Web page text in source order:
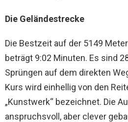
Die Geländestrecke
Die Bestzeit auf der 5149
beträgt 9:02 Minuten. Es sind
Sprüngen auf dem direkten
Kurs wird einhellig von den
„Kunstwerk“ bezeichnet. Die
anspruchsvoll, aber clever